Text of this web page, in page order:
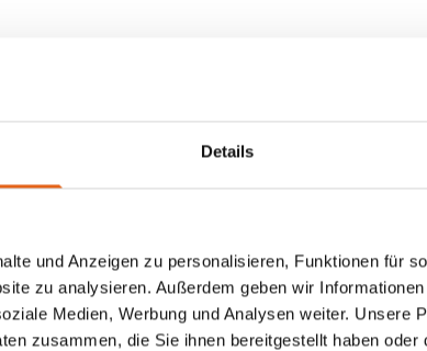
Details
und Anzeigen zu personalisieren, Funktionen für
zu analysieren. Außerdem geben wir
Medien, Werbung und Analysen weiter. Unsere
zusammen, die Sie ihnen bereitgestellt haben
2020 statt. Wir haben uns gefreut gleich 170
Frau Tanja Haas-Lensing und Herrn Wolfgang
die „Herstellung“ eines Haas Fertighauses
es Fachvorträge zu den Themen
Außerdem standen einige Handelsvertreter